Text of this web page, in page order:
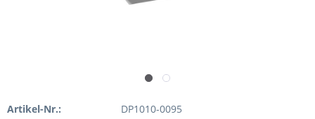
Artikel-Nr.: DP1010-0095